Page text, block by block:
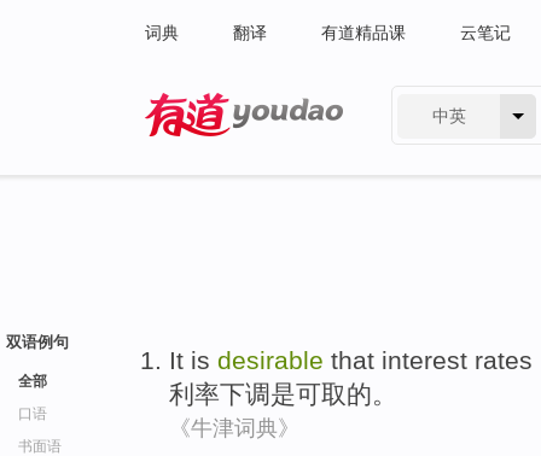
词典 翻译 有道精品课 云笔记
中英
双语例句
全部
口语
书面语
It is desirable that interest rates
利率下调是可取的。
《牛津词典》